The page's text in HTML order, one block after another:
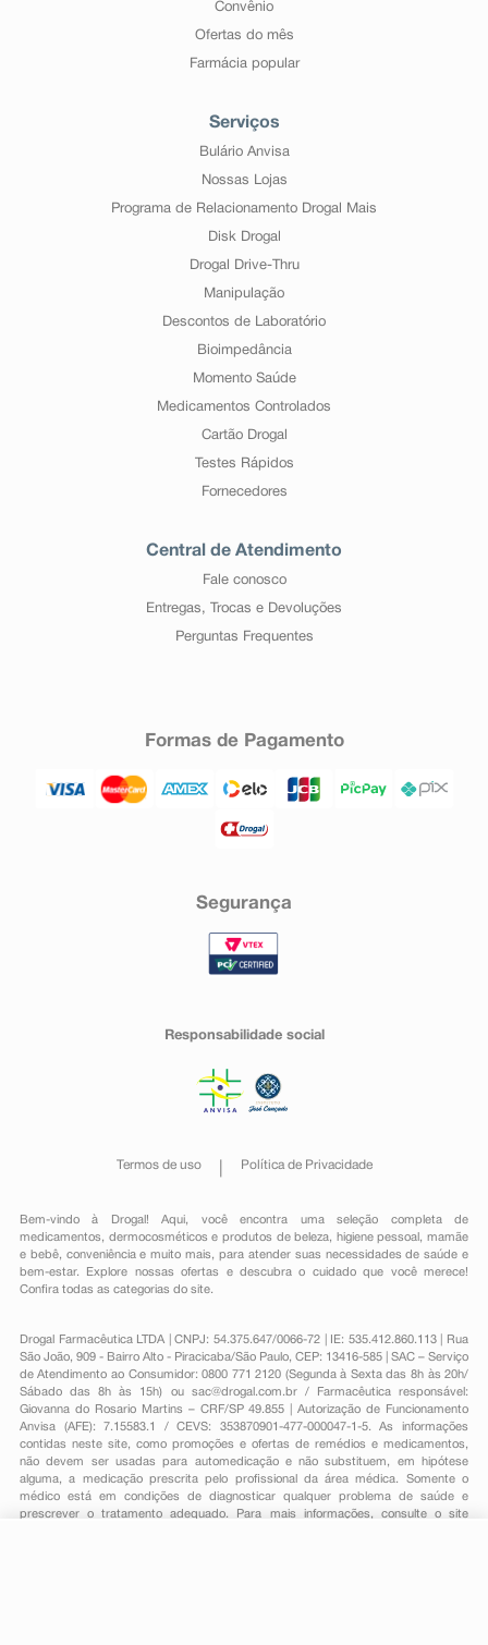
Convênio
Ofertas do mês
Farmácia popular
Serviços
Bulário Anvisa
Nossas Lojas
Programa de Relacionamento Drogal Mais
Disk Drogal
Drogal Drive-Thru
Manipulação
Descontos de Laboratório
Bioimpedância
Momento Saúde
Medicamentos Controlados
Cartão Drogal
Testes Rápidos
Fornecedores
Central de Atendimento
Fale conosco
Entregas, Trocas e Devoluções
Perguntas Frequentes
Formas de Pagamento
Segurança
Responsabilidade social
Termos de uso Política de Privacidade
Bem-vindo à Drogal! Aqui, você encontra uma seleção completa de
medicamentos , dermocosméticos e produtos de beleza, higiene pessoal ,mamãe
e bebê, conveniênciae muito mais, para atender suas necessidades de saúde e
bem-estar. Explore nossas ofertas e descubra o cuidado que você merece!
Confira todas as categorias do site.
Drogal Farmacêutica LTDA | CNPJ: 54.375.647/0066-72 | IE: 535.412.860.113 | Rua
São João, 909 - Bairro Alto - Piracicaba/São Paulo, CEP: 13416-585 | SAC – Serviço
de Atendimento ao Consumidor: 0800 771 2120 (Segunda à Sexta das 8h às 20h/
Sábado das 8h às 15h) ou sac@drogal.com.br/ Farmacêutica responsável:
Giovanna do Rosario Martins – CRF/SP 49.855 | Autorização de Funcionamento
Anvisa (AFE): 7.15583.1 / CEVS: 353870901-477-000047-1-5. As informações
contidas neste site, como promoções e ofertas de remédios e medicamentos,
não devem ser usadas para automedicação e não substituem, em hipótese
alguma, a medicação prescrita pelo profissional da área médica. Somente o
médico está em condições de diagnosticar qualquer problema de saúde e
prescrever o tratamento adequado. Para mais informações, consulte o site